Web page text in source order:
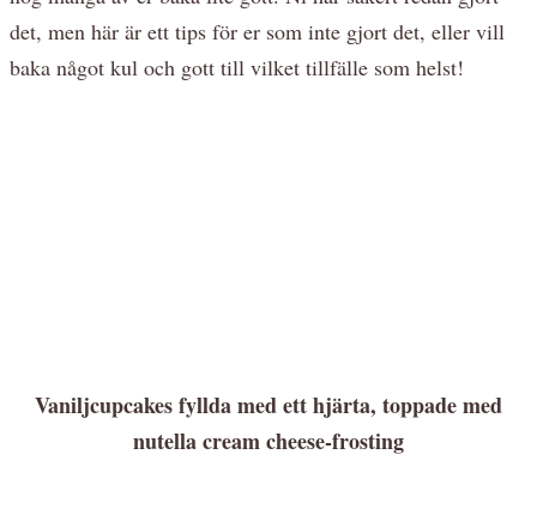
det, men här är ett tips för er som inte gjort det, eller vill
baka något kul och gott till vilket tillfälle som helst!
Vaniljcupcakes fyllda med ett hjärta, toppade med
nutella cream cheese-frosting